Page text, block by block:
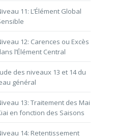
11: L’Élément Global
12: Carences ou Excès
l’Élément Central
des niveaux 13 et 14 du
général
13: Traitement des Mai
en fonction des Saisons
14: Retentissement